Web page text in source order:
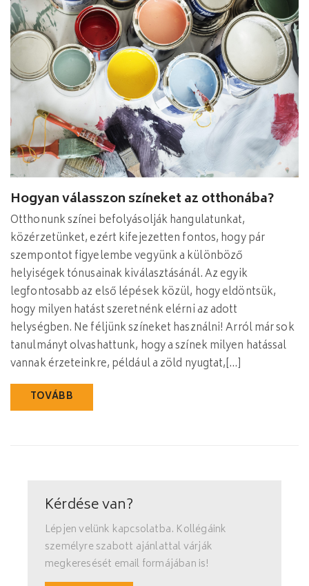
Hogyan válasszon színeket az otthonába?
Otthonunk színei befolyásolják hangulatunkat,
közérzetünket, ezért kifejezetten fontos, hogy pár
szempontot figyelembe vegyünk a különböző
helyiségek tónusainak kiválasztásánál. Az egyik
legfontosabb az első lépések közül, hogy eldöntsük,
hogy milyen hatást szeretnénk elérni az adott
helységben. Ne féljünk színeket használni! Arról már sok
tanulmányt olvashattunk, hogy a színek milyen hatással
vannak érzeteinkre, például a zöld nyugtat,[…]
TOVÁBB
Kérdése van?
Lépjen velünk kapcsolatba. Kollégáink
személyre szabott ajánlattal várják
megkeresését email formájában is!